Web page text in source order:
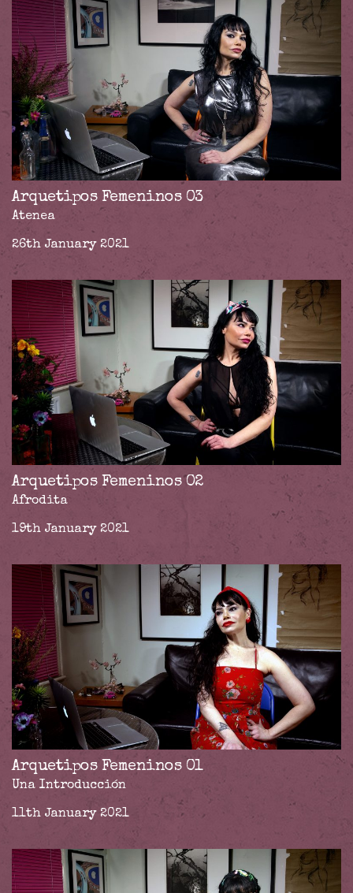
Arquetipos Femeninos 03
Atenea
26th January 2021
Arquetipos Femeninos 02
Afrodita
19th January 2021
Arquetipos Femeninos 01
Una Introducción
11th January 2021